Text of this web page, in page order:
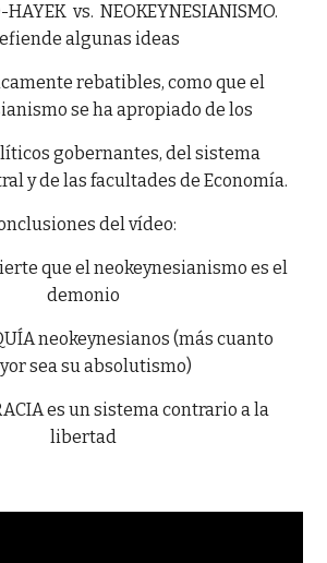
HAYEK vs. NEOKEYNESIANISMO.
algunas ideas
rebatibles, como que el
se ha apropiado de los
gobernantes, del sistema
y de las facultades de Economía.
del vídeo:
que el neokeynesianismo es el
demonio
neokeynesianos (más cuanto
sea su absolutismo)
es un sistema contrario a la
libertad